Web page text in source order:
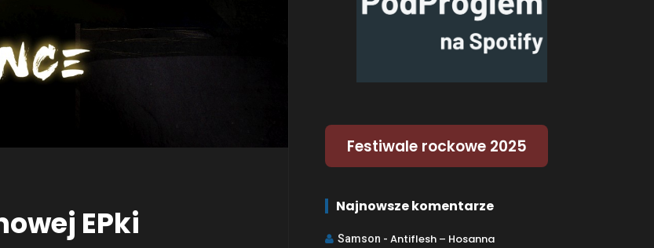
EPki
Festiwale rockowe 2025
Najnowsze komentarze
Samson -Antiflesh – Hosanna